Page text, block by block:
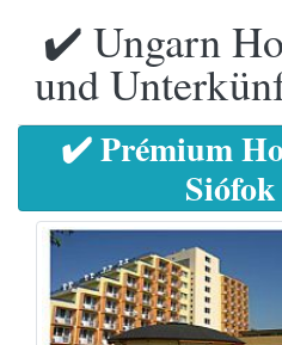
✔️ Ungarn
und
✔️ Prémium